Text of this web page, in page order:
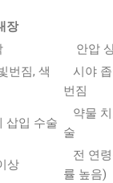
장
안압
번짐, 색
시야 좁
번짐
삽입 수술
약물 치
술
상
전 연
률 높음)